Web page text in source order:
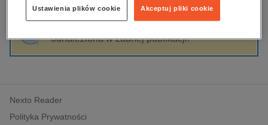
edukacja
hobby, sport, rozrywka
komputery, internet, technologie, informatyka
polityka, społeczno-informacyjne
psychologiczne
odnaleziona w żadnej publikacji.
Nexto Reader
Polityka Prywatności
Akceptuj pliki cookie
Ustawienia plików cookie